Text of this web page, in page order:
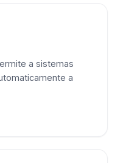
a sistemas
a